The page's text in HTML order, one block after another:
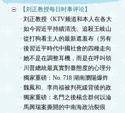
【刘正教授每日时事评论】
· 刘正教授《KTV频道和本人在各大
· 如今習近平持續清洗、追殺王岐山
· 從打狗看主人的最新遮羞布（另有
· 後習近平時代中國社會的四種走向
· 她不是在調整耳機，而是在呼叫領
· 川普總統最真實對臺態度的心理分
· 獨家重磅：No. 718 湖南瀏陽爆炸
· 魏鳳和、李尚福被判死緩背後的政
· 獨家重磅：名門之後楊念群何以淪
· 馬興瑞案撕開的中南海政治裂痕